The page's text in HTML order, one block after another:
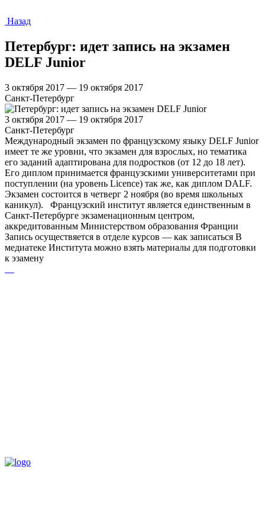
Назад
Петербург: идет запись на экзамен
DELF Junior
3 октября 2017 — 19 октября 2017
Санкт-Петербург
3 октября 2017 — 19 октября 2017
Санкт-Петербург
Международный экзамен по французскому языку DELF Junior
имеет те же уровни, что экзамен для взрослых, но тематика
его заданий адаптирована для подростков (от 12 до 18 лет).
Его диплом принимается французскими университетами при
поступлении (на уровень Licence) так же, как диплом DALF.
Экзамен состоится в четверг 2 ноября (во время школьных
каникул). Французский институт является единственным в
Санкт-Петербурге экзаменационным центром,
аккредитованным Министерством образования Франции
Запись осуществяется в отделе курсов — как записаться В
медиатеке Института можно взять материалы для подготовки
к эзамену